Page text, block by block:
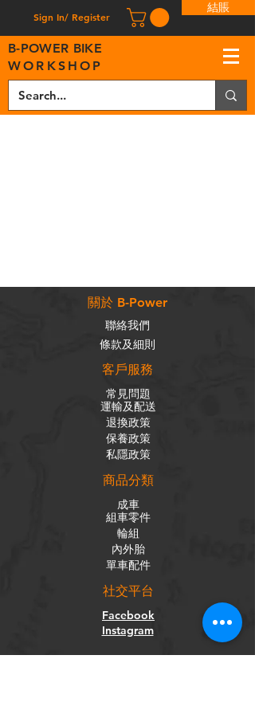
Sign In/ Register
結賬
B-POWER BIKE
WORKSHOP
關於 B-Power
聯絡我們
條款及細則
客戶服務
常見問題
運輸及配送
退換政策
保養政策
私隱政策
​商品分類
成車
組車零件
輪組
內外胎
單車配件
社交平台
Facebook
Instagram